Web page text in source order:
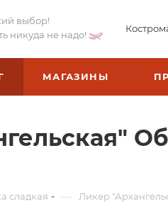
выбор!
никуда не надо!
МАГАЗИНЫ
сладкая — Ликер